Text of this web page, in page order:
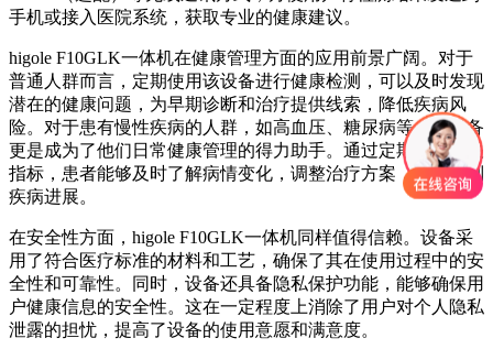
手机或接入医院系统，获取专业的健康建议。
higole F10GLK一体机在健康管理方面的应用前景广阔。对于
普通人群而言，定期使用该设备进行健康检测，可以及时发现
潜在的健康问题，为早期诊断和治疗提供线索，降低疾病风
险。对于患有慢性疾病的人群，如高血压、糖尿病等，该设备
更是成为了他们日常健康管理的得力助手。通过定期监测相关
指标，患者能够及时了解病情变化，调整治疗方案，有效控制
疾病进展。
在安全性方面，higole F10GLK一体机同样值得信赖。设备采
用了符合医疗标准的材料和工艺，确保了其在使用过程中的安
全性和可靠性。同时，设备还具备隐私保护功能，能够确保用
户健康信息的安全性。这在一定程度上消除了用户对个人隐私
泄露的担忧，提高了设备的使用意愿和满意度。